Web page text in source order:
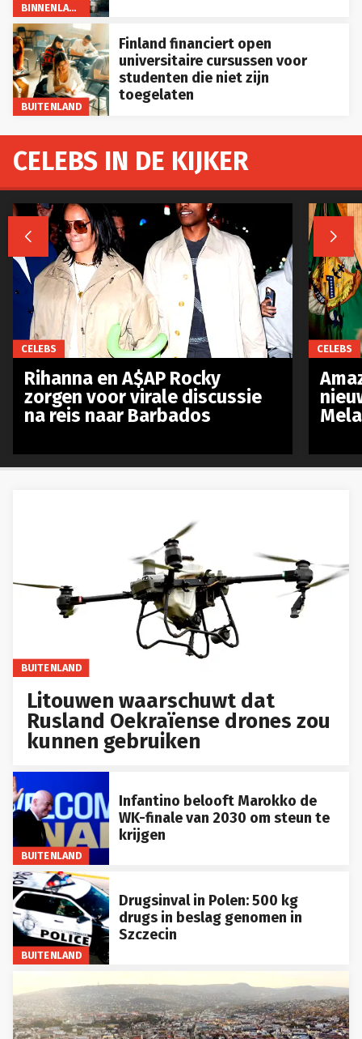
BINNENLAND
BUITENLAND
Finland financiert open
universitaire cursussen voor
studenten die niet zijn
toegelaten
BUITENLAND
Litouwen waarschuwt dat
Rusland Oekraïense drones zou
kunnen gebruiken
BUITENLAND
Infantino belooft Marokko de
WK-finale van 2030 om steun te
krijgen
BUITENLAND
Drugsinval in Polen: 500 kg
drugs in beslag genomen in
Szczecin
CELEBS IN DE KIJKER
 
CELEBS
Rihanna en A$AP Rocky
zorgen voor virale discussie
na reis naar Barbados
CELEBS